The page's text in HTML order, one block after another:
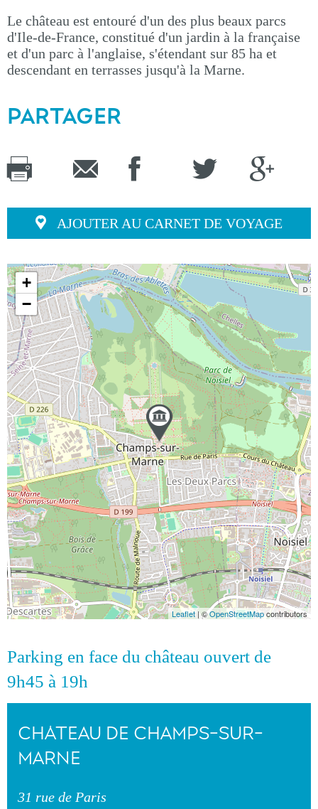
Le château est entouré d'un des plus beaux parcs
d'Ile-de-France, constitué d'un jardin à la française
et d'un parc à l'anglaise, s'étendant sur 85 ha et
descendant en terrasses jusqu'à la Marne.
PARTAGER
AJOUTER AU CARNET DE VOYAGE
+
−
Leaflet| ©OpenStreetMapcontributors
Parking en face du château ouvert de
9h45 à 19h
CHÂTEAU DE CHAMPS-SUR-
MARNE
31 rue de Paris